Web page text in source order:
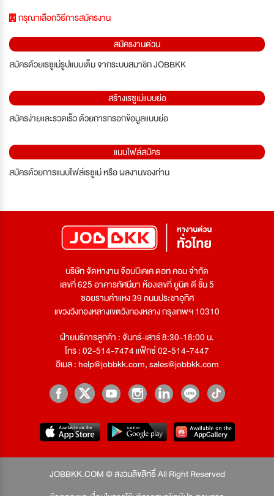
กรุณาเลือกวิธีการสมัครงาน
สมัครงานด่วน
สมัครด้วยเรซูเม่รูปแบบเต็ม จากระบบสมาชิก JOBBKK
สร้างเรซูเม่แบบย่อ
สมัครง่ายและรวดเร็ว ด้วยการกรอกข้อมูลแบบย่อ
แนบไฟล์สมัคร
สมัครด้วยการแนบไฟล์เรซูเม่ หรือ ผลงานของท่าน
บริษัท จัดหางาน จ๊อบบีเคเค ดอท คอม จำกัด
เลขที่ 625 อาคารทัศนียา ห้องเลขที่ ยูนิต ดี ชั้น 5
ซอยรามคำแหง 39 ถนนประชาอุทิศ
แขวงวังทองหลางเขตวังทองหลาง กรุงเทพฯ 10310
ฝ่ายบริการลูกค้า : จันทร์-เสาร์ 8:30-18:00 น.
โทร : 02-514-7474 แฟ็กซ์ 02-514-7447
อีเมล :help@jobbkk.com,sales@jobbkk.com
JOBBKK.COM © สงวนลิขสิทธิ์ All Right Reserved